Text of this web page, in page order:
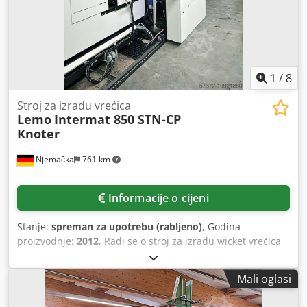
1 /8
Njemačka 761 km
Stroj za izradu vrećica
Lemo Intermat 850 STN-CP
Knoter
Informacije o cijeni
Stanje: spreman za upotrebu (rabljeno), Godina
proizvodnje: 2012, Radi se o stroj za izradu wicket vrećica
sa bočnim zavarom Lemo Intermat 850 STN-CP Knoter. Tip
proizvodnje: wicket vrećice za kruh, piliće, pelene, toaletni
papir, higijenske proizvode i druge vrste wicket vrećica.
Broj traka: jednostruka traka / wicket traka. Moguće
Mali oglasi